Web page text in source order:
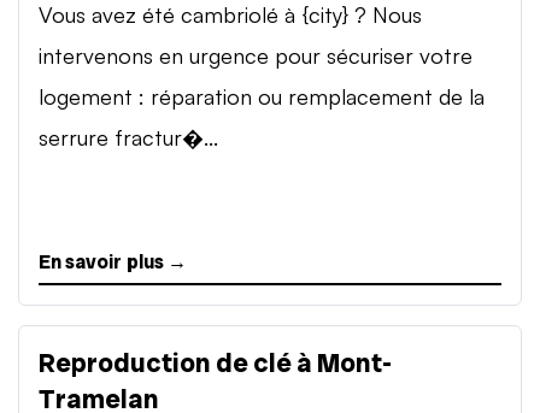
Vous avez été cambriolé à {city} ? Nous
intervenons en urgence pour sécuriser votre
logement : réparation ou remplacement de la
serrure fractur�...
En savoir plus →
Reproduction de clé à Mont-
Tramelan